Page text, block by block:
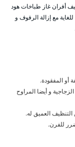
أفران غاز طباخات هود
مع إزالة الرفوف و
المفقودة.
و أيضا المراوح
التنظيف العميق له.
للفرن.